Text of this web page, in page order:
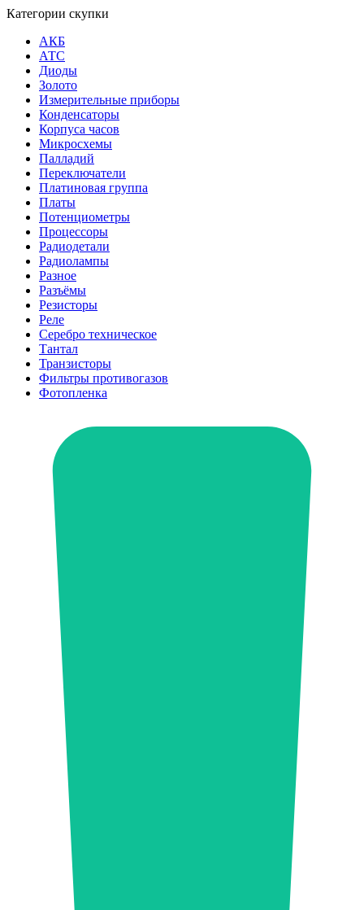
Категории скупки
АКБ
АТС
Диоды
Золото
Измерительные приборы
Конденсаторы
Корпуса часов
Микросхемы
Палладий
Переключатели
Платиновая группа
Платы
Потенциометры
Процессоры
Радиодетали
Радиолампы
Разное
Разъёмы
Резисторы
Реле
Серебро техническое
Тантал
Транзисторы
Фильтры противогазов
Фотопленка